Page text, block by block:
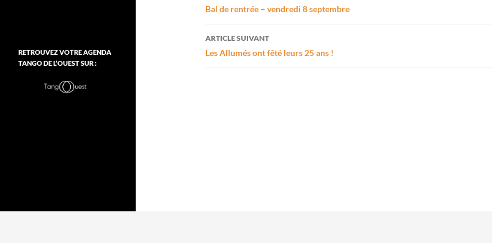
des
articles
Bal de rentrée – vendredi 8 septembre
ARTICLE SUIVANT
Les Allumés ont fêté leurs 25 ans !
RETROUVEZ VOTRE AGENDA
TANGO DE L’OUEST SUR :